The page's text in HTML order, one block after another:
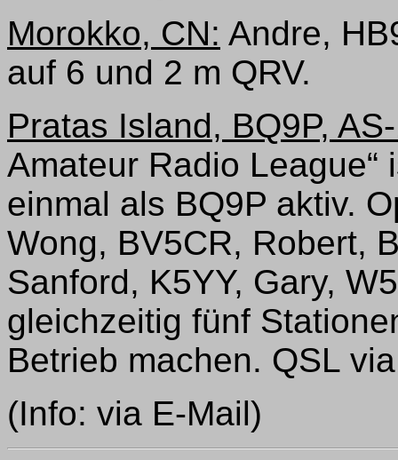
Morokko, CN: Andre,
auf 6 und 2 m QRV.
Pratas Island, BQ9P,
Amateur Radio
einmal als BQ9P aktiv.
Wong, BV5CR, Robert,
Sanford, K5YY, Gary,
gleichzeitig fünf
Betrieb machen. QSL
(Info: via E-Mail)